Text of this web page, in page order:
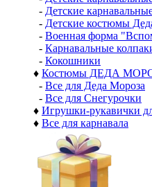
- Детские
- Детские костюмы
- Военная форма
- Карнавальные
- Кокошники
♦ Костюмы ДЕДА
- Все для Деда Мороза
- Все для Снегурочки
♦ Игрушки-рукавички
♦ Все для карнавала